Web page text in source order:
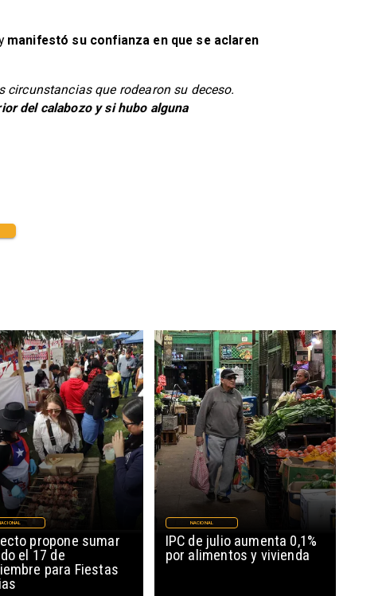
manifestó su confianza en que se aclaren
circunstancias que rodearon su deceso.
del calabozo y si hubo alguna
propone sumar
el 17 de
para Fiestas
IPC de julio aumenta 0,1%
por alimentos y vivienda
NACIONAL